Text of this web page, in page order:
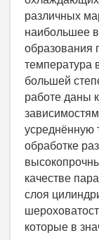
различных
наибольшее
образования
температура
большей
работе даны
усреднённую
обработке
качестве
слоя
которые в